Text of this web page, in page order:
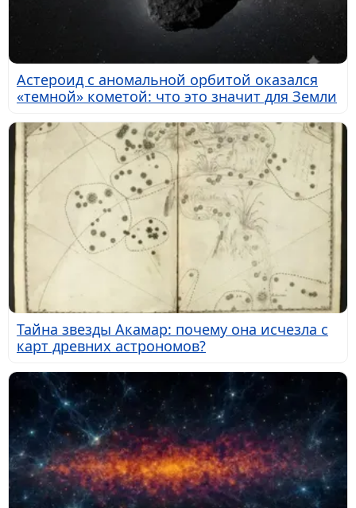
Астероид с аномальной орбитой оказался
«темной» кометой: что это значит для Земли
Тайна звезды Акамар: почему она исчезла с
карт древних астрономов?